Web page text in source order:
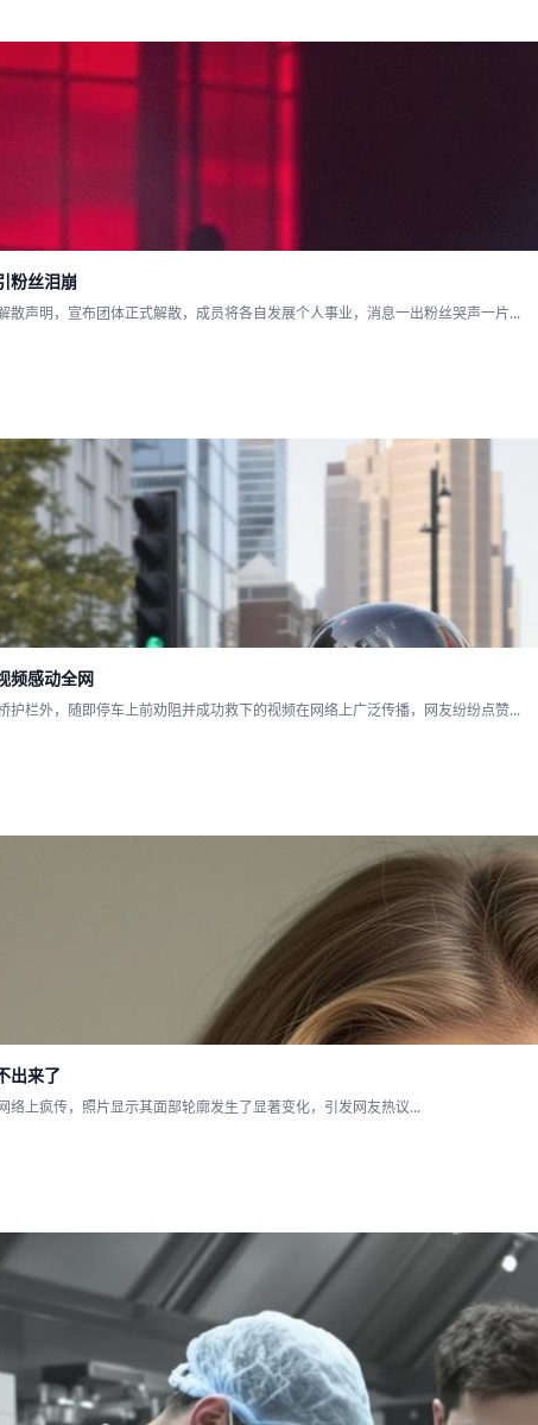
粉丝泪崩
散声明，宣布团体正式解散，成员将各自发展个人事业，消息一出粉丝哭声一片...
频感动全网
栏外，随即停车上前劝阻并成功救下的视频在网络上广泛传播，网友纷纷点赞...
出来了
上疯传，照片显示其面部轮廓发生了显著变化，引发网友热议...